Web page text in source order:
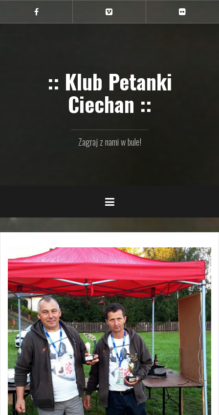
treści
Ciechan
na
na
na
:: Klub Petanki
Ciechan ::
Zagraj z nami w bule!